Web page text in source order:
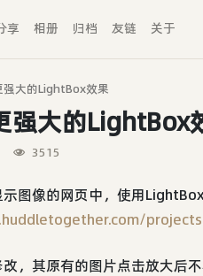
享 相册 归档 友链 关于
大的LightBox效果
强大的LightBox
3515
图像的网页中，使用
，其原有的图片点击放大后